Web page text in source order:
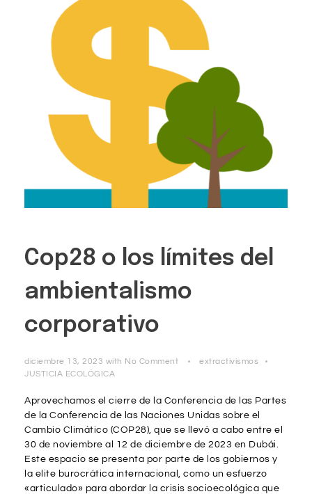
Cop28 o los límites del
ambientalismo
corporativo
diciembre 13, 2023 with No Comment
extractivismos
JUSTICIA ECOLÓGICA
Aprovechamos el cierre de la Conferencia de las Partes
de la Conferencia de las Naciones Unidas sobre el
Cambio Climático (COP28), que se llevó a cabo entre el
30 de noviembre al 12 de diciembre de 2023 en Dubái.
Este espacio se presenta por parte de los gobiernos y
la elite burocrática internacional, como un esfuerzo
«articulado» para abordar la crisis socioecológica que